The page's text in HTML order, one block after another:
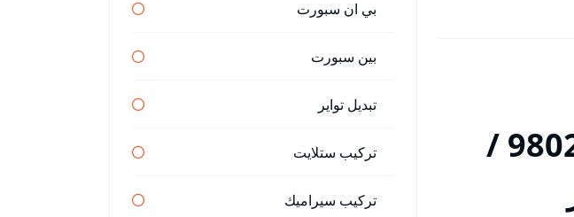
تصليح ثلاجات اسطبلات الجهراء / 98025055 /
بي ان سبورت
بين سبورت
تبديل تواير
تركيب ستلايت
تركيب سيراميك